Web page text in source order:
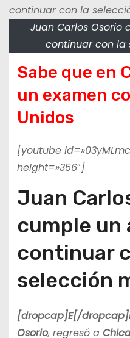
Juan Carlos Osorio
continuar con la
Sabe que en
un examen
Unidos
[youtube
height=»356″]
Juan
cumple un
continuar
selección
[dropcap]E[/dropcap]
Osorio, regresó a